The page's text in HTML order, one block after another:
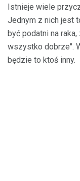
Istnieje wiele
Jednym z nich jest
być podatni na
wszystko dobrze".
będzie to ktoś inny.